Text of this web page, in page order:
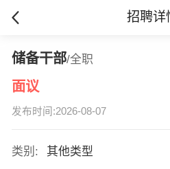
招聘详
储备干部/全职
面议
发布时间:2026-08-07
类别:
其他类型